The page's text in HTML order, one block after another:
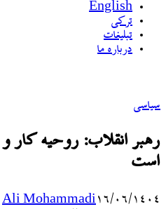
English
ترکی
تبلیغات
درباره ما
سیاسی
رهبر انقلاب: روحیه کار
است
Ali Mohammadi۱۶/۰۶/۱۴۰۴